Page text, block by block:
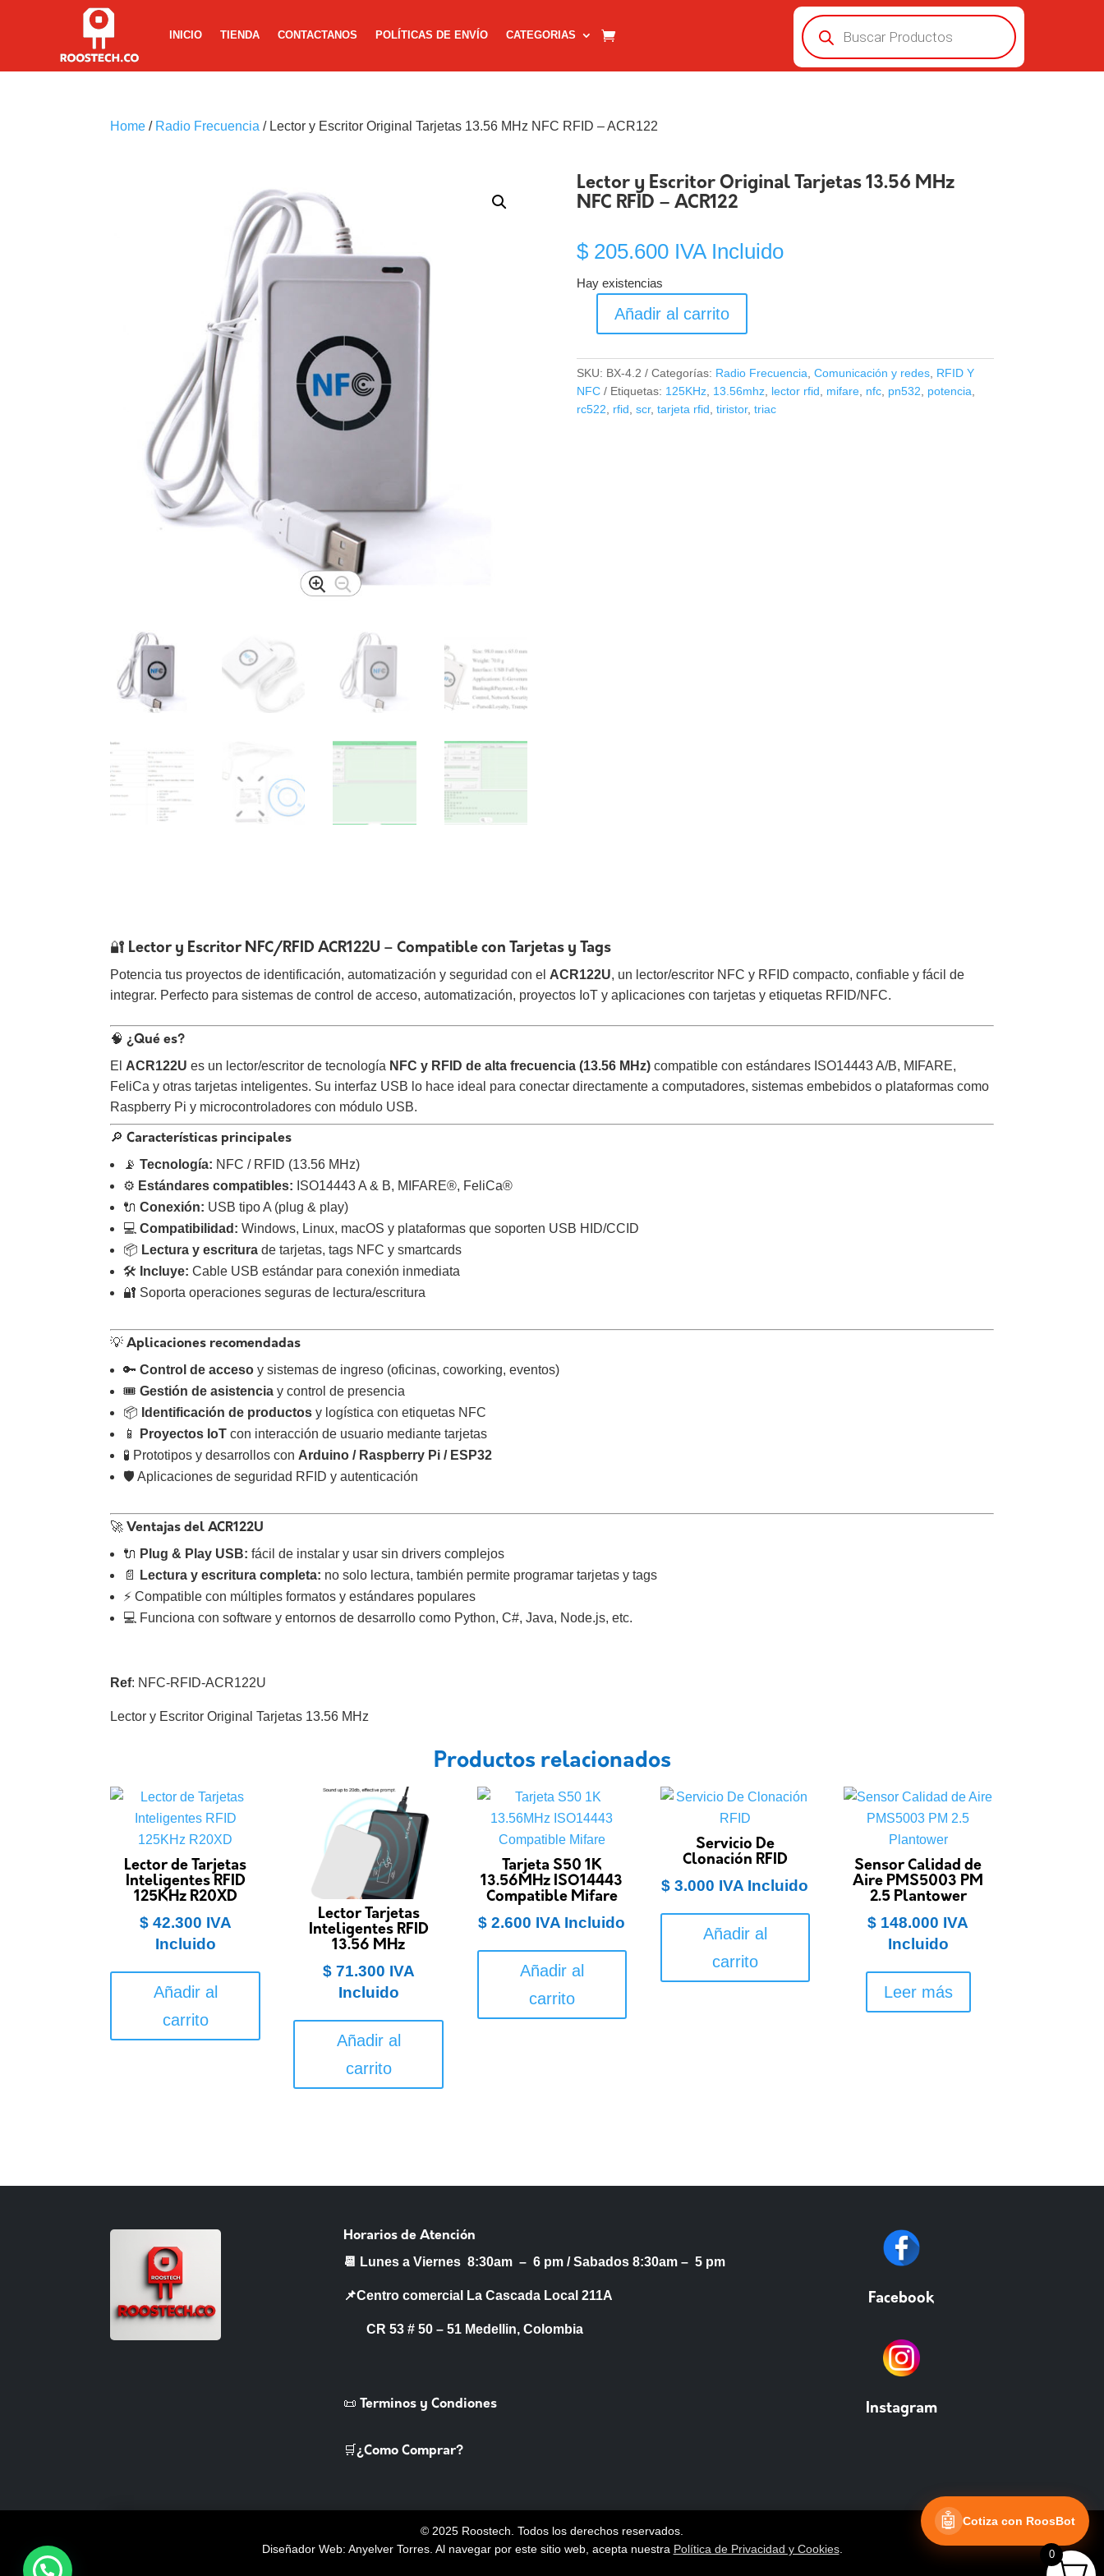
INICIO TIENDA CONTACTANOS POLÍTICAS DE ENVÍO CATEGORIAS
Búsqueda
de
productos
Home / Radio Frecuencia / Lector y Escritor Original Tarjetas 13.56 MHz NFC RFID – ACR122
Lector y Escritor Original Tarjetas 13.56 MHz
NFC RFID – ACR122
$205.600 IVA Incluido
Hay existencias
Original
Tarjetas
Añadir al carrito
SKU: BX-4.2 Categorías: Radio Frecuencia Comunicación y redes, RFID Y
NFC
Etiquetas: 125KHz, 13.56mhz, lector rfid mifare, nfc, pn532 potencia
rc522
rfid scr, tarjeta rfid tiristor, triac
🔐 Lector y Escritor NFC/RFID ACR122U – Compatible con Tarjetas y Tags
Potencia tus proyectos de identificación, automatización y seguridad con el ACR122U, un lector/escritor NFC y RFID compacto, confiable y fácil de
integrar. Perfecto para sistemas de control de acceso, automatización, proyectos IoT y aplicaciones con tarjetas y etiquetas RFID/NFC.
🧠 ¿Qué es?
El ACR122U es un lector/escritor de tecnología NFC y RFID de alta frecuencia (13.56 MHz) compatible con estándares ISO14443 A/B, MIFARE,
FeliCa y otras tarjetas inteligentes. Su interfaz USB lo hace ideal para conectar directamente a computadores, sistemas embebidos o plataformas como
Raspberry Pi y microcontroladores con módulo USB.
🔎 Características principales
📡Tecnología: NFC / RFID (13.56 MHz)
⚙️ Estándares compatibles: ISO14443 A & B, MIFARE®, FeliCa®
🔌Conexión: USB tipo A (plug & play)
💻Compatibilidad: Windows, Linux, macOS y plataformas que soporten USB HID/CCID
📦 Lectura y escritura de tarjetas, tags NFC y smartcards
🛠️ Incluye: Cable USB estándar para conexión inmediata
🔐 Soporta operaciones seguras de lectura/escritura
💡 Aplicaciones recomendadas
🔑Control de acceso y sistemas de ingreso (oficinas, coworking, eventos)
🎟️Gestión de asistencia y control de presencia
📦 Identificación de productos y logística con etiquetas NFC
📱
Proyectos IoT con interacción de usuario mediante tarjetas
🧪 Prototipos y desarrollos con Arduino / Raspberry Pi / ESP32
🛡️ Aplicaciones de seguridad RFID y autenticación
🚀 Ventajas del ACR122U
🔌 Plug & Play USB: fácil de instalar y usar sin drivers complejos
📄
Lectura y escritura completa: no solo lectura, también permite programar tarjetas y tags
⚡ Compatible con múltiples formatos y estándares populares
💻 Funciona con software y entornos de desarrollo como Python, C#, Java, Node.js, etc.
Ref: NFC-RFID-ACR122U
Lector y Escritor Original Tarjetas 13.56 MHz
Productos relacionados
Lector de Tarjetas
Inteligentes RFID
125KHz R20XD
$42.300 IVA
Incluido
Añadir al
carrito
Lector Tarjetas
Inteligentes RFID
13.56 MHz
$71.300 IVA
Incluido
Añadir al
carrito
Tarjeta S50 1K
13.56MHz ISO14443
Compatible Mifare
$ 2.600 IVA Incluido
Añadir al
carrito
Servicio De
Clonación RFID
$ 3.000 IVA Incluido
Añadir al
carrito
Sensor Calidad de
Aire PMS5003 PM
2.5 Plantower
$ 148.000 IVA
Incluido
Leer más
Horarios de Atención
📆 Lunes a Viernes 8:30am – 6 pm /Sabados 8:30am – 5 pm
📌Centro comercial La Cascada Local 211A
CR 53 # 50 – 51 Medellin, Colombia
📜 Terminos y Condiones
🛒¿Como Comprar?
Facebook
Instagram
© 2025 Roostech. Todos los derechos reservados.
Diseñador Web: Anyelver Torres. Al navegar por este sitio web, acepta nuestra Política de Privacidad y Cookies.
🤖 Cotiza con RoosBot
0